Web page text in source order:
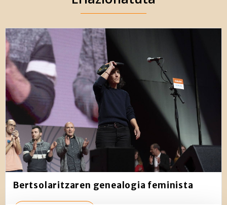
Bertsolaritzaren genealogia feminista